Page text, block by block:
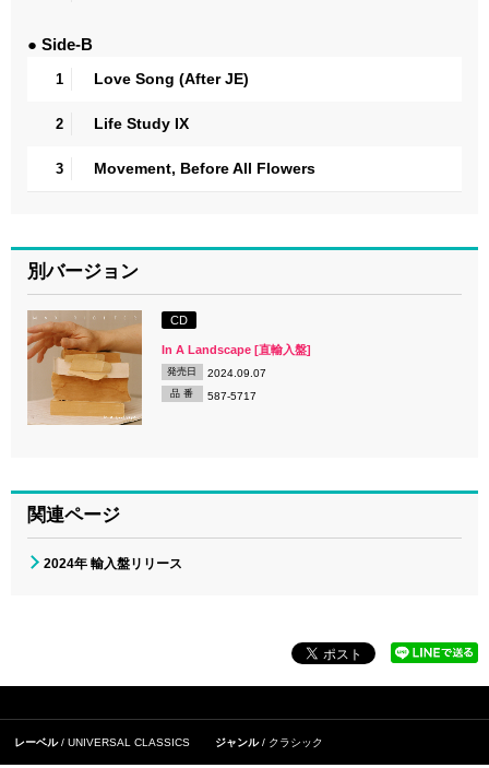
● Side-B
1 Love Song (After JE)
2 Life Study IX
3 Movement, Before All Flowers
別バージョン
CD
In A Landscape [直輸入盤]
発売日 2024.09.07
品 番 587-5717
関連ページ
2024年 輸入盤リリース
レーベル UNIVERSAL CLASSICS ジャンル クラシック